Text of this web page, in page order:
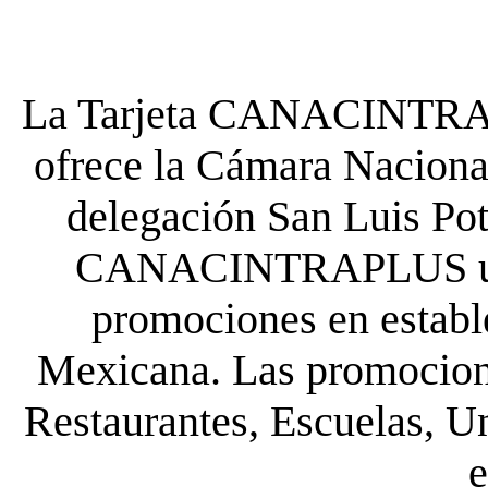
La Tarjeta
ofrece la Cámara
delegación San Luis
CANACINTRAPLUS
promociones en
Mexicana. Las
Restaurantes, Escuelas,